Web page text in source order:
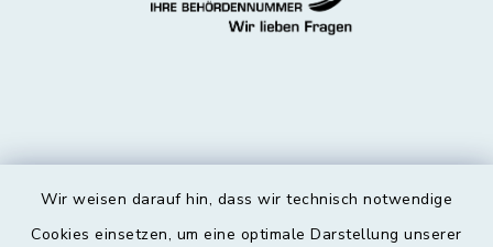
Wir weisen darauf hin, dass wir technisch notwendige
Cookies einsetzen, um eine optimale Darstellung unserer
Kontakt